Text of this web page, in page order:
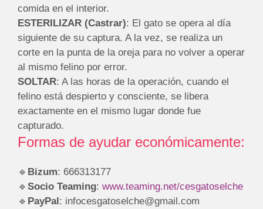
comida en el interior.
ESTERILIZAR (Castrar): El gato se opera al día
siguiente de su captura. A la vez, se realiza un
corte en la punta de la oreja para no volver a operar
al mismo felino por error.
SOLTAR: A las horas de la operación, cuando el
felino está despierto y consciente, se libera
exactamente en el mismo lugar donde fue
capturado.
Formas de ayudar económicamente:
🔹 Bizum: 666313177
🔹 Socio Teaming: www.teaming.net/cesgatoselche
🔹 PayPal: infocesgatoselche@gmail.com